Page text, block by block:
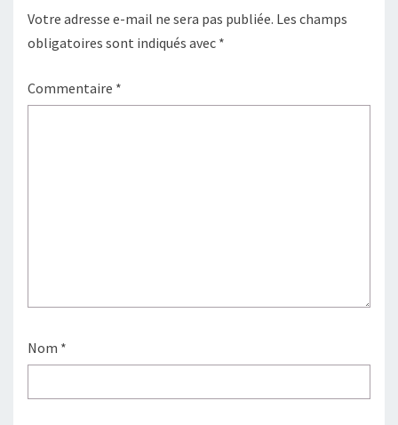
Votre adresse e-mail ne sera pas publiée. Les champs
obligatoires sont indiqués avec *
Commentaire *
Nom *